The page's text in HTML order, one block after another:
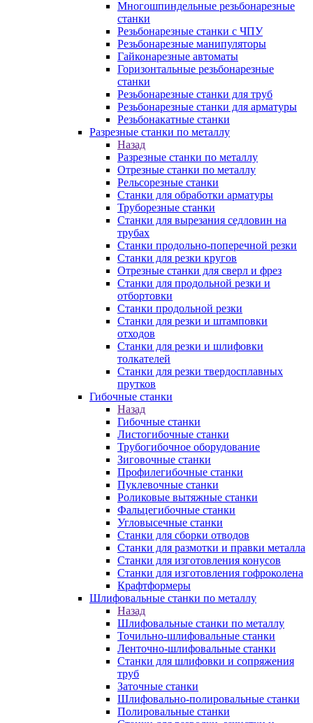
Многошпиндельные резьбонарезные
станки
Резьбонарезные станки с ЧПУ
Резьбонарезные манипуляторы
Гайконарезные автоматы
Горизонтальные резьбонарезные
станки
Резьбонарезные станки для труб
Резьбонарезные станки для арматуры
Резьбонакатные станки
Разрезные станки по металлу
Назад
Разрезные станки по металлу
Отрезные станки по металлу
Рельсорезные станки
Станки для обработки арматуры
Труборезные станки
Станки для вырезания седловин на
трубаx
Станки продольно-поперечной резки
Станки для резки кругов
Отрезные станки для сверл и фрез
Станки для продольной резки и
отбортовки
Станки продольной резки
Станки для резки и штамповки
отходов
Станки для резки и шлифовки
толкателей
Станки для резки твердосплавных
прутков
Гибочные станки
Назад
Гибочные станки
Листогибочные станки
Трубогибочное оборудование
Зиговочные станки
Профилегибочные станки
Пуклевочные станки
Роликовые вытяжные станки
Фальцегибочные станки
Угловысечные станки
Станки для сборки отводов
Станки для размотки и правки металла
Станки для изготовления конусов
Станки для изготовления гофроколена
Крафтформеры
Шлифовальные станки по металлу
Назад
Шлифовальные станки по металлу
Точильно-шлифовальные станки
Ленточно-шлифовальные станки
Станки для шлифовки и сопряжения
труб
Заточные станки
Шлифовально-полировальные станки
Полировальные станки